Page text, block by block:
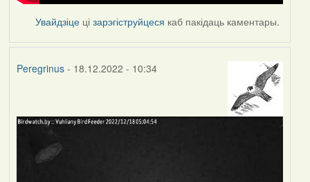
Увайдзіце цізарэгіструйцеся каб пакідаць каментары.
Peregrinus- 18.12.2022 - 10:34